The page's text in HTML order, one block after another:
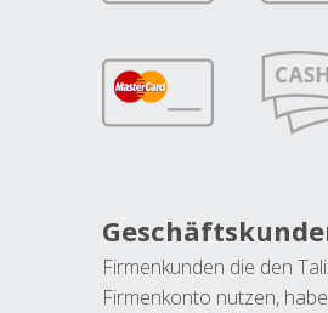
Firmenkunden die den
Firmenkonto nutzen,